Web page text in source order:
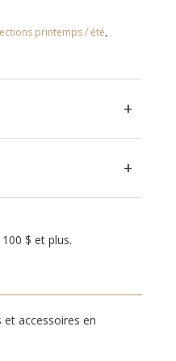
printemps / été,
+
+
$ et plus.
accessoires en